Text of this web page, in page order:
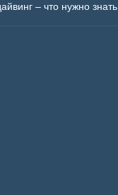
– что нужно знать